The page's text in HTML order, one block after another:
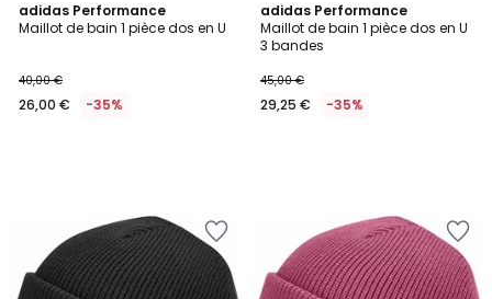
adidas Performance
Maillot de bain 1 pièce dos en U
40,00 €
26,00 € -35%
adidas Performance
Maillot de bain 1 pièce dos en U
3 bandes
45,00 €
29,25 € -35%